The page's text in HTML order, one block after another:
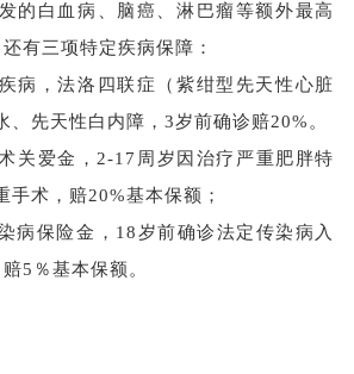
的白血病、脑癌、淋巴瘤等额外最高
还有三项特定疾病保障：
病，法洛四联症
（紫绀型先天性心脏
、先天性白内障， 3岁前确诊赔20%。
关爱金 ，2-17周岁因治疗严重肥胖特
手术，赔20%基本保额；
病保险金 ， 18岁前确诊法定传染病入
5％基本保额。